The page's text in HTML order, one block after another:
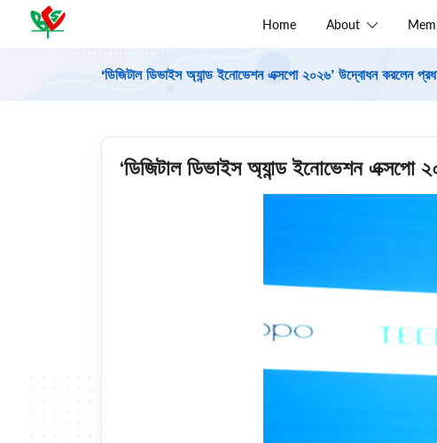
Home About
‘ডিজিটাল ডিভাইস অ্যান্ড ইনোভেশন এক্সপো ২০২৬’ উদ্বোধন করলেন
‘ডিজিটাল ডিভাইস অ্যান্ড ইনোভেশন এক্সপো